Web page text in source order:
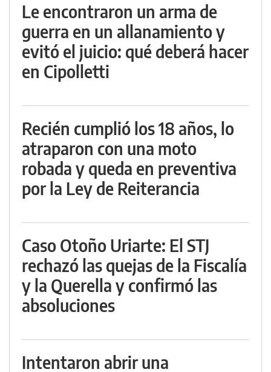
Le encontraron un arma de
guerra en un allanamiento y
evitó el juicio: qué deberá hacer
en Cipolletti
Recién cumplió los 18 años, lo
atraparon con una moto
robada y queda en preventiva
por la Ley de Reiterancia
Caso Otoño Uriarte: El STJ
rechazó las quejas de la Fiscalía
y la Querella y confirmó las
absoluciones
Intentaron abrir una